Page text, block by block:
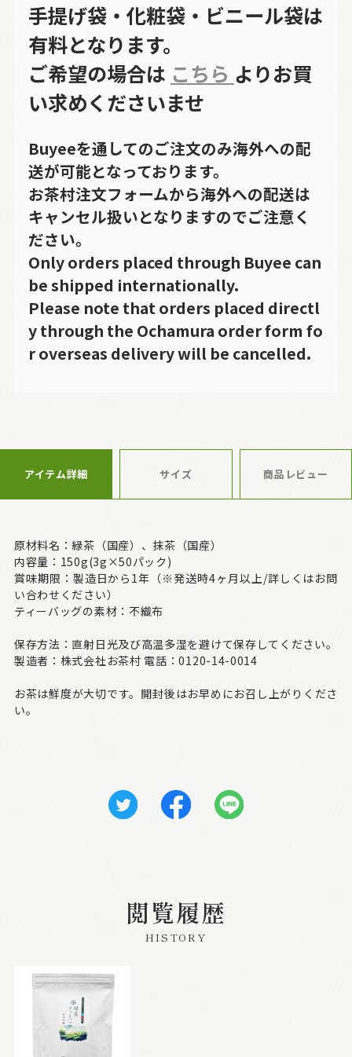
手提げ袋・化粧袋・ビニール袋は
有料となります。
ご希望の場合は こちら よりお買
い求めくださいませ
Buyeeを通してのご注文のみ海外への配
送が可能となっております。
お茶村注文フォームから海外への配送は
キャンセル扱いとなりますのでご注意く
ださい。
Only orders placed through Buyee can
be shipped internationally.
Please note that orders placed directl
y through the Ochamura order form fo
r overseas delivery will be cancelled.
アイテム詳細 サイズ 商品レビュー
原材料名：緑茶（国産）、抹茶（国産）
内容量：150g(3g×50パック)
賞味期限：製造日から1年（※発送時4ヶ月以上/詳しくはお問
い合わせください）
ティーバッグの素材：不織布
保存方法：直射日光及び高温多湿を避けて保存してください。
製造者：株式会社お茶村 電話：0120-14-0014
お茶は鮮度が大切です。開封後はお早めにお召し上がりくださ
い。
閲覧履歴
HISTORY